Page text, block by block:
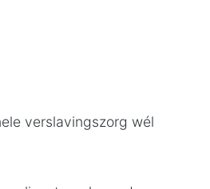
verslavingszorg wél